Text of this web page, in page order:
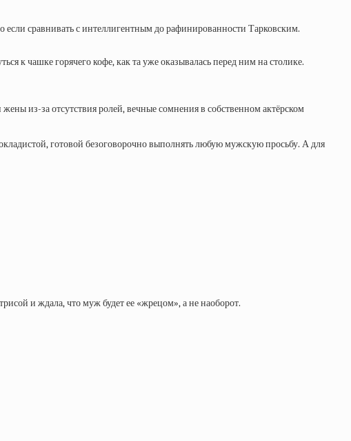
сравнивать с интеллигентным до рафинированности Тарковским.
к чашке горячего кофе, как та уже оказывалась перед ним на столике.
из-за отсутствия ролей, вечные сомнения в собственном актёрском
готовой безоговорочно выполнять любую мужскую просьбу. А для
и ждала, что муж будет ее «жрецом», а не наоборот.